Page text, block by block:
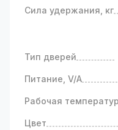
Тип покрытия -
Сила удержания -
Тип дверей -
металлические,
Рабочая
Цвет -
Сила удержания, кг
Тип дверей
Питание, V/A
Рабочая
Цвет